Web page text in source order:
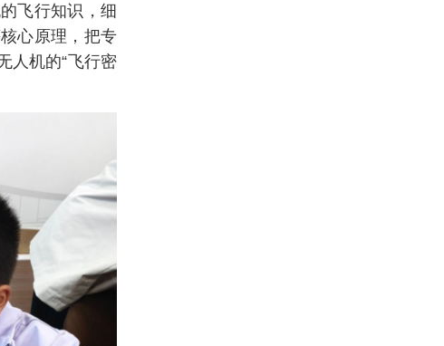
飞行知识，细
心原理，把专
人机的“飞行密